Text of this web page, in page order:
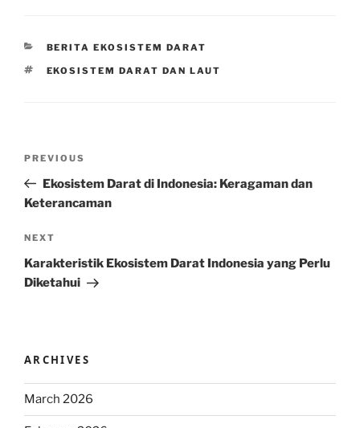
CATEGORIES
BERITA EKOSISTEM DARAT
TAGS
EKOSISTEM DARAT DAN LAUT
Previous
Post
PREVIOUS
Ekosistem Darat di Indonesia: Keragaman dan
Keterancaman
Next
Post
NEXT
Karakteristik Ekosistem Darat Indonesia yang Perlu
Diketahui
ARCHIVES
March 2026